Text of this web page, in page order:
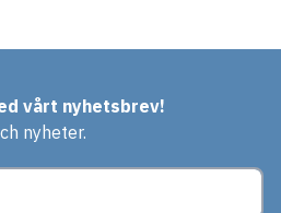
vårt nyhetsbrev!
nyheter.